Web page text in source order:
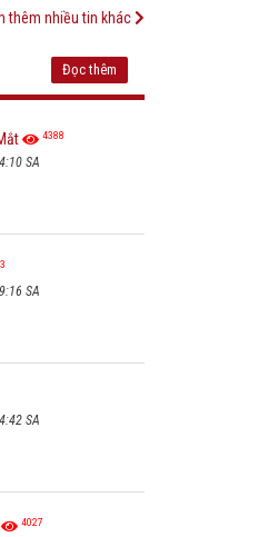
thêm nhiều tin khác
Đọc thêm
4388
SA
SA
SA
4027